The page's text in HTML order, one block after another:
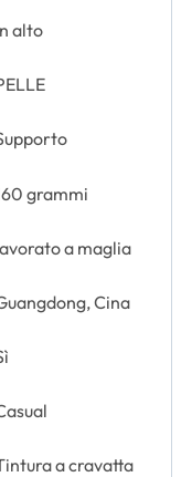
alto
grammi
a maglia
Cina
a cravatta